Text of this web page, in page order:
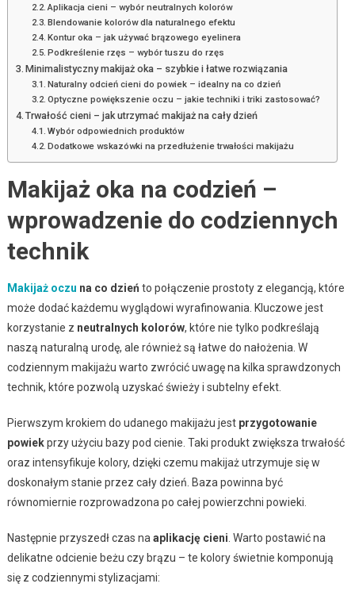
Aplikacja cieni – wybór neutralnych kolorów
Blendowanie kolorów dla naturalnego efektu
Kontur oka – jak używać brązowego eyelinera
Podkreślenie rzęs – wybór tuszu do rzęs
Minimalistyczny makijaż oka – szybkie i łatwe rozwiązania
Naturalny odcień cieni do powiek – idealny na co dzień
Optyczne powiększenie oczu – jakie techniki i triki zastosować?
Trwałość cieni – jak utrzymać makijaż na cały dzień
Wybór odpowiednich produktów
Dodatkowe wskazówki na przedłużenie trwałości makijażu
Makijaż oka na codzień –
wprowadzenie do codziennych
technik
Makijaż oczu na co dzień to połączenie prostoty z elegancją, które
może dodać każdemu wyglądowi wyrafinowania. Kluczowe jest
korzystanie z neutralnych kolorów, które nie tylko podkreślają
naszą naturalną urodę, ale również są łatwe do nałożenia. W
codziennym makijażu warto zwrócić uwagę na kilka sprawdzonych
technik, które pozwolą uzyskać świeży i subtelny efekt.
Pierwszym krokiem do udanego makijażu jest przygotowanie
powiekprzy użyciu bazy pod cienie. Taki produkt zwiększa trwałość
oraz intensyfikuje kolory, dzięki czemu makijaż utrzymuje się w
doskonałym stanie przez cały dzień. Baza powinna być
równomiernie rozprowadzona po całej powierzchni powieki.
Następnie przyszedł czas na aplikację cieni . Warto postawić na
delikatne odcienie beżu czy brązu – te kolory świetnie komponują
się z codziennymi stylizacjami: